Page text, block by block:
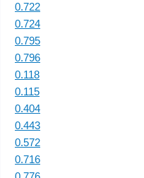
0.722
0.724
0.795
0.796
0.118
0.115
0.404
0.443
0.572
0.716